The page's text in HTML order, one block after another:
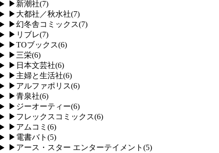
▶ 新潮社(7)
▶ 大都社／秋水社(7)
▶幻冬舎コミックス(7)
▶ リブレ(7)
▶TOブックス(6)
▶ 三栄(6)
▶ 日本文芸社(6)
▶ 主婦と生活社(6)
▶ アルファポリス(6)
▶青泉社(6)
▶ ジーオーティー(6)
▶ フレックスコミックス(6)
▶ アムコミ (6)
▶ 電書バト (5)
▶ アース・スター エンターテイメント (5)